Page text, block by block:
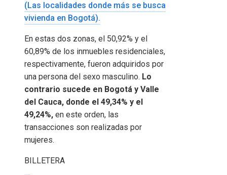
(Las localidades donde más se busca
vivienda en Bogotá).
En estas dos zonas, el 50,92% y el
60,89% de los inmuebles residenciales,
respectivamente, fueron adquiridos por
una persona del sexo masculino. Lo
contrario sucede en Bogotá y Valle
del Cauca, donde el 49,34% y el
49,24%, en este orden, las
transacciones son realizadas por
mujeres.
BILLETERA